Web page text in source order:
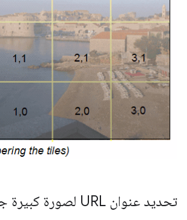
تحديد عنوان URL لصورة كبيرة جدًا